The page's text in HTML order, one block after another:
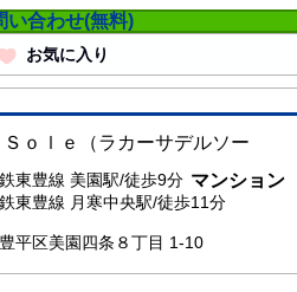
い合わせ(無料)
お気に入り
ｌｅ（ラカーサデルソー
マンション
東豊線 美園駅/徒歩9分
東豊線 月寒中央駅/徒歩11分
平区美園四条８丁目 1-10